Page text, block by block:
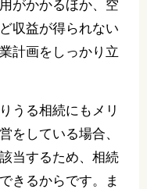
がかかるほか、空
収益が得られない
計画をしっかり立
うる相続にもメリ
をしている場合、
当するため、相続
きるからです。ま